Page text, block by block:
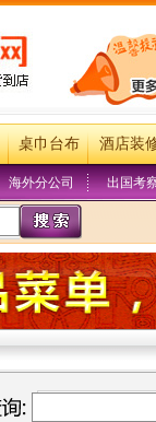
桌巾台布 酒店装
海外分公司 出国考